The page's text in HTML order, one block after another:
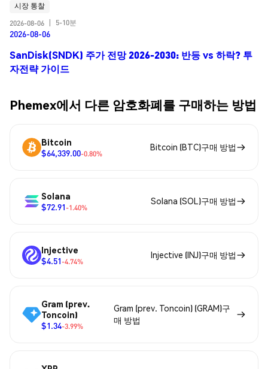
시장 통찰
2026-08-06
5-10분
2026-08-06
SanDisk(SNDK) 주가 전망 2026-2030: 반등 vs 하락? 투
자전략 가이드
Phemex에서 다른 암호화폐를 구매하는 방법
Bitcoin
$64,339.00-0.80%
Bitcoin (BTC)구매 방법
Solana
$72.91-1.40%
Solana (SOL)구매 방법
Injective
$4.51-4.74%
Injective (INJ)구매 방법
Gram (prev.
Toncoin)
$1.34-3.99%
Gram (prev. Toncoin) (GRAM)구
매 방법